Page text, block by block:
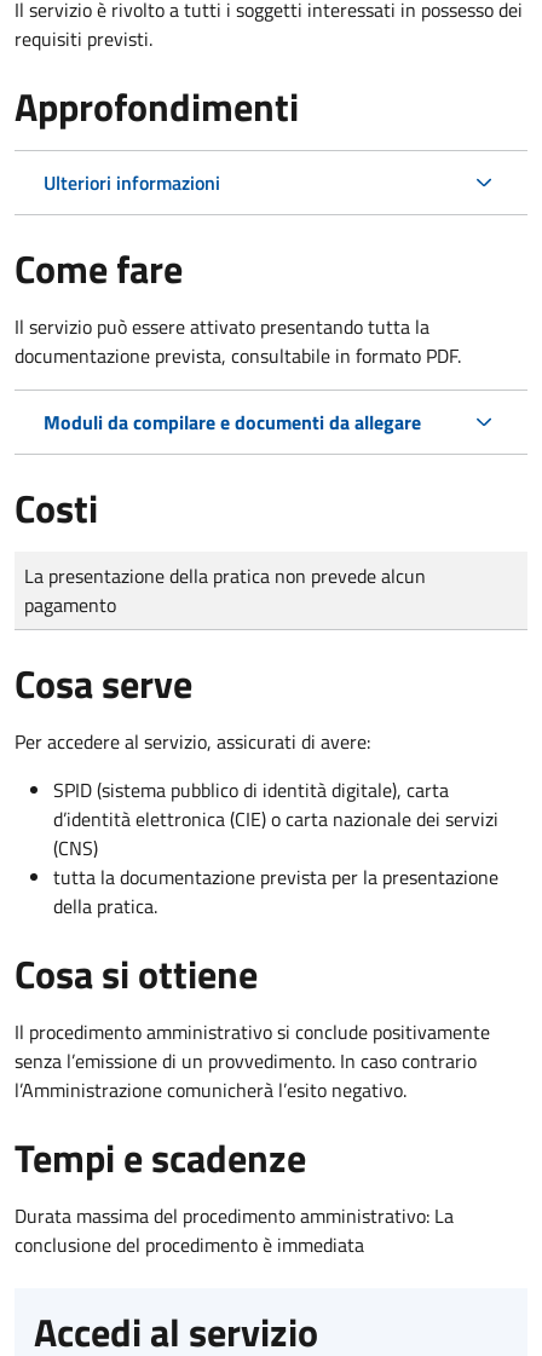
Il servizio è rivolto a tutti i soggetti interessati in possesso dei
requisiti previsti.
Approfondimenti
Ulteriori informazioni
Come fare
Il servizio può essere attivato presentando tutta la
documentazione prevista, consultabile in formato PDF.
Moduli da compilare e documenti da allegare
Costi
Tipo di pagamento
Importo
La presentazione della pratica non prevede alcun
pagamento
Cosa serve
Per accedere al servizio, assicurati di avere:
SPID (sistema pubblico di identità digitale), carta
d’identità elettronica (CIE) o carta nazionale dei servizi
(CNS)
tutta la documentazione prevista per la presentazione
della pratica.
Cosa si ottiene
Il procedimento amministrativo si conclude positivamente
senza l’emissione di un provvedimento. In caso contrario
l’Amministrazione comunicherà l’esito negativo.
Tempi e scadenze
Durata massima del procedimento amministrativo: La
conclusione del procedimento è immediata
Accedi al servizio